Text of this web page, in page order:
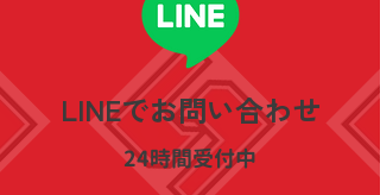
​LINEでお問い合わせ
​24時間受付中